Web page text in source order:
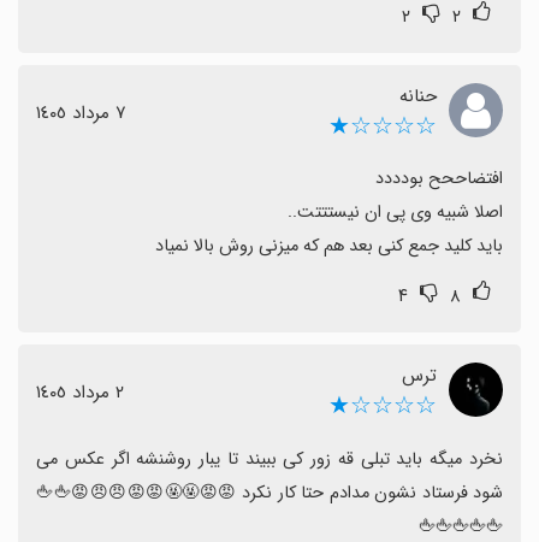
۲ ۲
حنانه
☆☆☆☆★ ٧ مرداد ١٤٠٥
باید کلید جمع کنی بعد هم که میزنی روش بالا نمیاد
۸ ۴
ترس
☆☆☆☆★ ٢ مرداد ١٤٠٥
شود فرستاد نشون مدادم حتا کار نکرد 😡😡🤬🤬😡😡😠😠😡🖕🖕
🖕🖕🖕🖕🖕